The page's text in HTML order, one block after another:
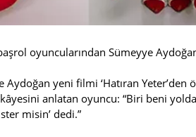
oyuncularından Sümeyye
Aydoğan yeni filmi ‘Hatıran
anlatan oyuncu: “Biri beni
misin’ dedi.”